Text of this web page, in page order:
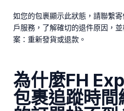
如您的包裹顯示此狀態，請聯繫
戶服務，了解確切的退件原因，
案：重新發貨或退款。
為什麼FH
包裹追蹤時間